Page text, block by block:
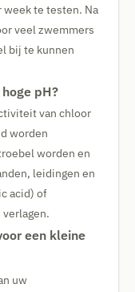
te testen. Na
veel zwemmers
bij te kunnen
pH?
van chloor
worden
worden en
leidingen en
acid) of
een kleine
uw